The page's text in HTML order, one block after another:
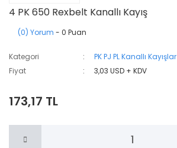
4 PK 650 Rexbelt Kanallı Kayış
(0) Yorum - 0 Puan
Kategori
PK PJ PL Kanallı Kayışlar
Fiyat
3,03 USD + KDV
173,17 TL